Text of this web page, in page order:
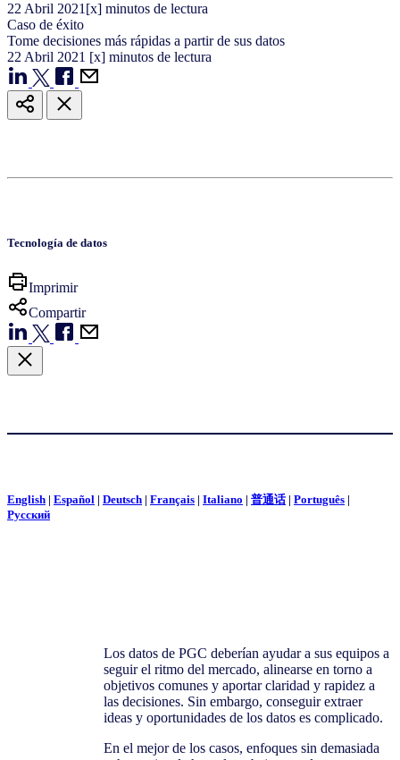
22 Abril 2021 [x] minutos de lectura
Caso de éxito
Tome decisiones más rápidas a partir de sus datos
22 Abril 2021 [x] minutos de lectura
Tecnología de datos
Imprimir
Compartir
English | Español | Deutsch | Français | Italiano | 普通话 | Português |
Pусский
Los datos de PGC deberían ayudar a sus equipos a
seguir el ritmo del mercado, alinearse en torno a
objetivos comunes y aportar claridad y rapidez a
las decisiones. Sin embargo, conseguir extraer
ideas y oportunidades de los datos es complicado.
En el mejor de los casos, enfoques sin demasiada